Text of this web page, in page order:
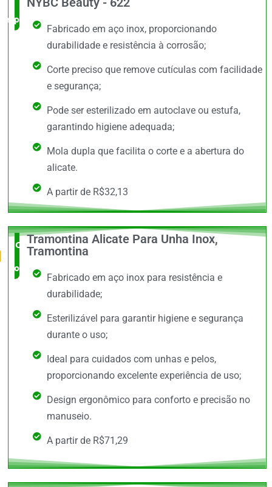
especialista
Fabricado em aço inox, proporcionando
durabilidade e resistência à corrosão;
Corte preciso que remove cutículas com facilidade
e segurança;
Pode ser esterilizado em autoclave ou estufa,
garantindo higiene adequada;
Mola dupla que facilita o corte e a abertura do
alicate.
A partir de R$32,13
O Mais
completo
Tramontina Alicate Para Unha Inox,
Tramontina
Fabricado em aço inox para resistência e
durabilidade;
Esterilizável para garantir higiene e segurança
durante o uso;
Ideal para cuidados com unhas e pelos,
proporcionando excelente experiência de uso;
Design ergonômico para conforto e precisão no
manuseio.
A partir de R$71,29